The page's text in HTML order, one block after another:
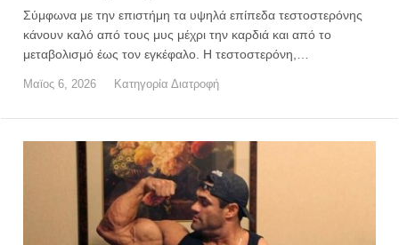
Σύμφωνα με την επιστήμη τα υψηλά επίπεδα τεστοστερόνης
κάνουν καλό από τους μυς μέχρι την καρδιά και από το
μεταβολισμό έως τον εγκέφαλο. Η τεστοστερόνη,…
Μαϊος 6, 2026 Κατηγορία Διατροφή